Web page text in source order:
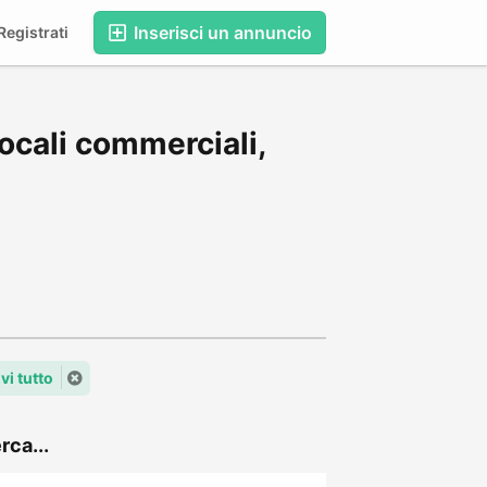
Inserisci un annuncio
commerciali,
tutto